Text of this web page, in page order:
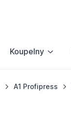
Koupelny
A1 Profipress